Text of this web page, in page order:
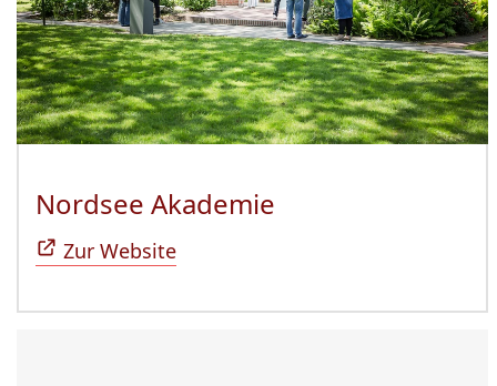
Nordsee Akademie
Zur Website